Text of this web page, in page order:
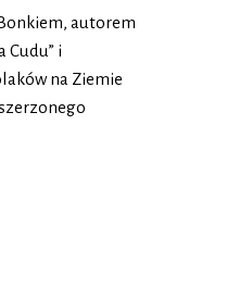
autorem
Cudu” i
na Ziemie